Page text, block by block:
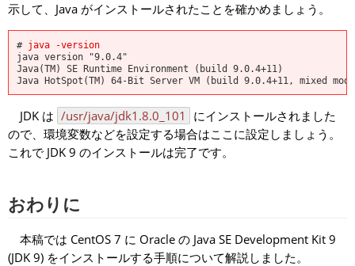
示して、Java がインストールされたことを確かめましょう。
# java -version
java version "9.0.4"
Java(TM) SE Runtime Environment (build 9.0.4+11)
Java HotSpot(TM) 64-Bit Server VM (build 9.0.4+11, mixed
JDK は /usr/java/jdk1.8.0_101
にインストールされました
ので、環境変数などを設定する場合はここに設定しましょう。
これで JDK 9 のインストールは完了です。
おわりに
本稿では CentOS 7 に Oracle の Java SE Development Kit 9
(JDK 9) をインストールする手順について解説しました。